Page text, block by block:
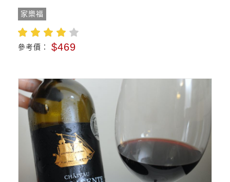
家樂福
參考價： $469